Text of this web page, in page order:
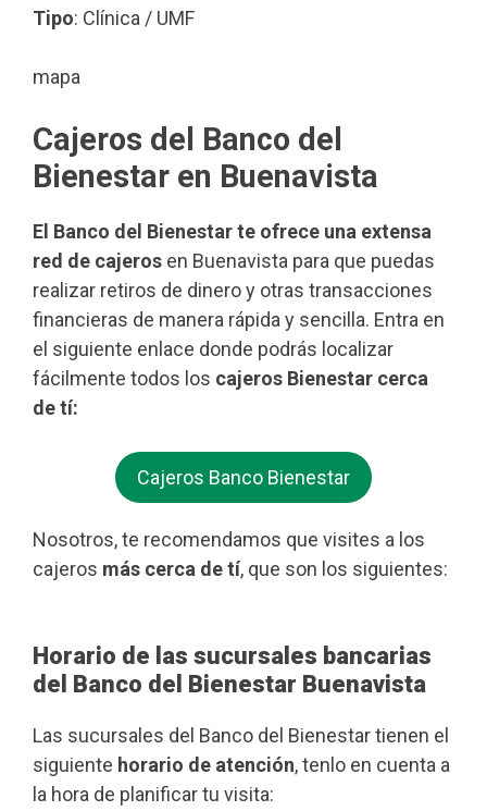
Tipo: Clínica / UMF
mapa
Cajeros del Banco del
Bienestar en Buenavista
El Banco del Bienestar te ofrece una extensa
red de cajeros en Buenavista para que puedas
realizar retiros de dinero y otras transacciones
financieras de manera rápida y sencilla. Entra en
el siguiente enlace donde podrás localizar
fácilmente todos los cajeros Bienestar cerca
de tí:
Cajeros Banco Bienestar
Nosotros, te recomendamos que visites a los
cajeros más cerca de tí, que son los siguientes:
Horario de las sucursales bancarias
del Banco del Bienestar Buenavista
Las sucursales del Banco del Bienestar tienen el
siguiente horario de atención, tenlo en cuenta a
la hora de planificar tu visita: